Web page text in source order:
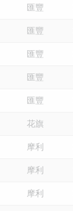
匯豐
匯豐
匯豐
匯豐
匯豐
花旗
摩利
摩利
摩利